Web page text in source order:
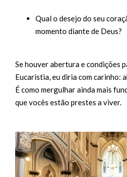
Qual o desejo do seu
momento diante de Deus?
Se houver abertura e condições
Eucaristia, eu diria com carinho:
É como mergulhar ainda mais
que vocês estão prestes a viver.